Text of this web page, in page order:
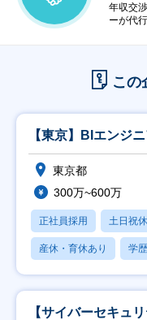
年収交
ーが代行
この
【東京】BIエンジ
東京都
300万~600万
正社員採用 土日祝
産休・育休あり 学
【サイバーセキュ